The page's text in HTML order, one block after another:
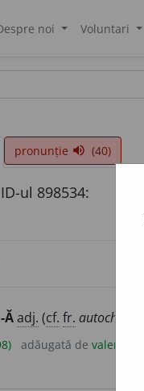
noi Voluntari
pronunție volume_up (40)
ul 898534:
Ăadj. (cf. fr. autochtone,
adăugată de valeriu